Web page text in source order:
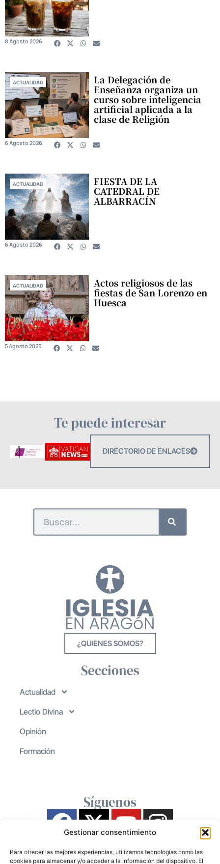
Gestionar consentimiento
Para ofrecer las mejores experiencias, utilizamos tecnologías como las
cookies para almacenar y/o acceder a la información del dispositivo. El
8 Agosto 2026
ACTUALIDAD La Delegación de
Enseñanza organiza un
curso sobre inteligencia
artificial aplicada a la
clase de Religión
6 Agosto 2026
ACTUALIDAD FIESTA DE LA
CATEDRAL DE
ALBARRACÍN
6 Agosto 2026
ACTUALIDAD Actos religiosos de las
fiestas de San Lorenzo en
Huesca
5 Agosto 2026
Te puede interesar
DIRECTORIO DE ENLACES
¿QUIENES SOMOS?
Secciones
Actualidad
Lectio Divina
Opinión
Formación
Síguenos